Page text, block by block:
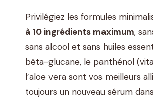
Privilégiez les formules
à 10 ingrédients maximum,
sans alcool et sans huiles
bêta-glucane, le panthénol
l’aloe vera sont vos meilleurs
toujours un nouveau sérum